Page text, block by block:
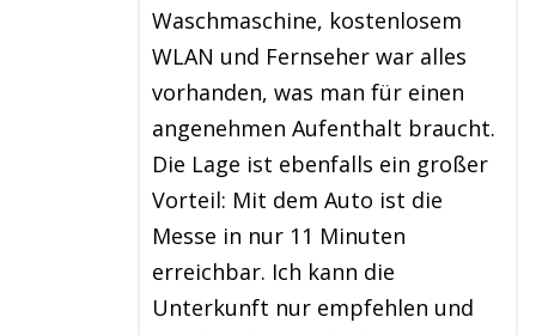
Waschmaschine, kostenlosem
WLAN und Fernseher war alles
vorhanden, was man für einen
angenehmen Aufenthalt braucht.
Die Lage ist ebenfalls ein großer
Vorteil: Mit dem Auto ist die
Messe in nur 11 Minuten
erreichbar. Ich kann die
Unterkunft nur empfehlen und